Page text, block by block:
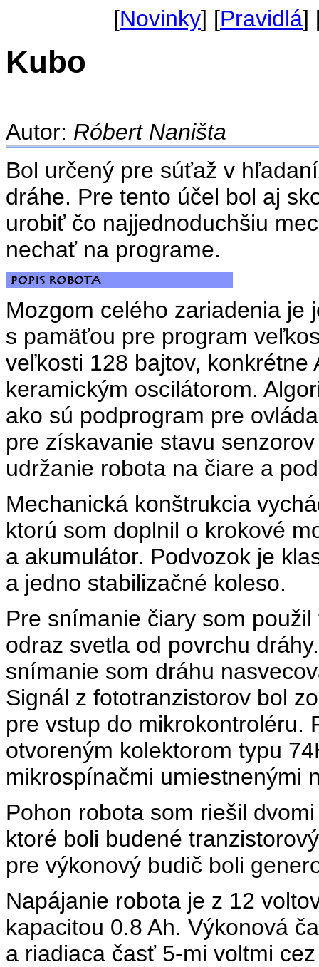
[Novinky] [Pravidlá]
Kubo
Autor: Róbert Naništa
Bol určený pre súťaž v
dráhe. Pre tento účel bol aj
urobiť čo najjednoduchšiu
nechať na programe.
Mozgom celého zariadenia je
s pamäťou pre program
veľkosti 128 bajtov, konkrétne
keramickým oscilátorom.
ako sú podprogram pre
pre získavanie stavu
udržanie robota na čiare a
Mechanická konštrukcia
ktorú som doplnil o krokové
a akumulátor. Podvozok je
a jedno stabilizačné koleso.
Pre snímanie čiary som
odraz svetla od povrchu
snímanie som dráhu
Signál z fototranzistorov bol
pre vstup do mikrokontroléru.
otvoreným kolektorom typu
mikrospínačmi umiestnenými
Pohon robota som riešil
ktoré boli budené
pre výkonový budič boli
Napájanie robota je z 12
kapacitou 0.8 Ah. Výkonová
a riadiaca časť 5-mi voltmi